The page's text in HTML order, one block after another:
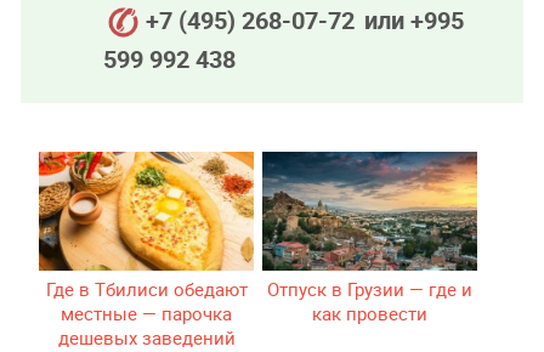
+7 (495) 268-07-72 или +995
599 992 438
Где в Тбилиси обедают
местные — парочка
дешевых заведений
Отпуск в Грузии — где и
как провести